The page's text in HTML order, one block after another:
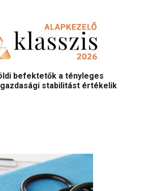
befektetők a tényleges
stabilitást értékelik